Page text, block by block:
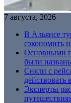
7 августа, 2026
В Альянсе
сэкономить
Основными
были
Сняли с
действовать
Эксперты